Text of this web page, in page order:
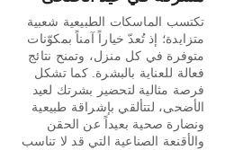
تكتسب الماسكات الطبيعية شعبية
متزايدة؛ إذ تُعدّ خياراً آمناً بمكوّنات
متوفرة في كل منزل، وتمنح نتائج
فعالة للعناية بالبشرة. كما تشكل
فرصة مثالية لتحضير بشرتك لعيد
الأضحى، لتتألقي بإشراقة طبيعية
ونضارة صحية بعيداً عن الحقن
والأقنعة الصناعية التي قد لا تناسب